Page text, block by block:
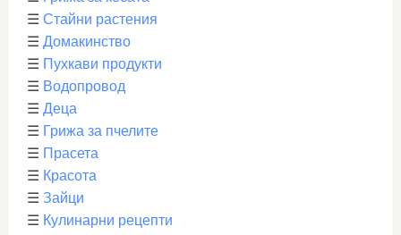
☰ Стайни растения
☰ Домакинство
☰ Пухкави продукти
☰ Водопровод
☰ Деца
☰ Грижа за пчелите
☰ Прасета
☰ Красота
☰ Зайци
☰ Кулинарни рецепти